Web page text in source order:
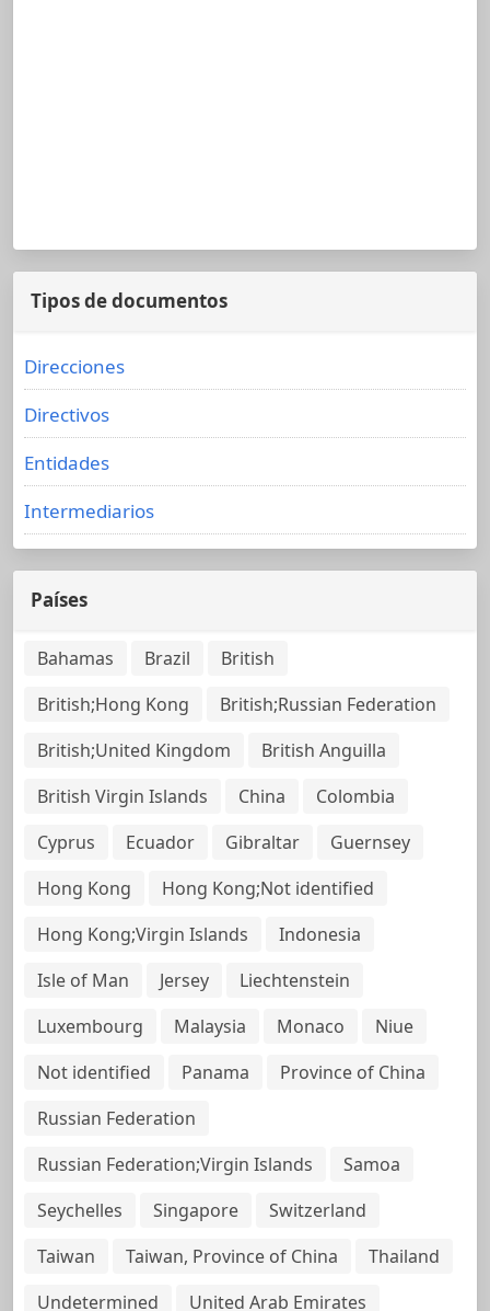
Tipos de documentos
Direcciones
Directivos
Entidades
Intermediarios
Países
Bahamas Brazil
British
British;Hong Kong
British;Russian Federation
British;United Kingdom
British Anguilla
British Virgin Islands
China
Colombia
Cyprus
Ecuador Gibraltar
Guernsey
Hong Kong
Hong Kong;Not identified
Hong Kong;Virgin Islands
Indonesia
Isle of Man
Jersey
Liechtenstein
Luxembourg
Malaysia Monaco
Niue
Not identified
Panama
Province of China
Russian Federation
Russian Federation;Virgin Islands
Samoa
Seychelles
Singapore
Switzerland
Taiwan
Taiwan, Province of China
Thailand
Undetermined
United Arab Emirates